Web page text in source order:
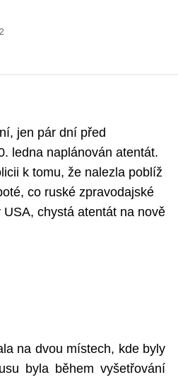
jen pár dní před
ledna naplánován atentát.
k tomu, že nalezla poblíž
co ruské zpravodajské
chystá atentát na nově
na dvou místech, kde byly
byla během vyšetřování